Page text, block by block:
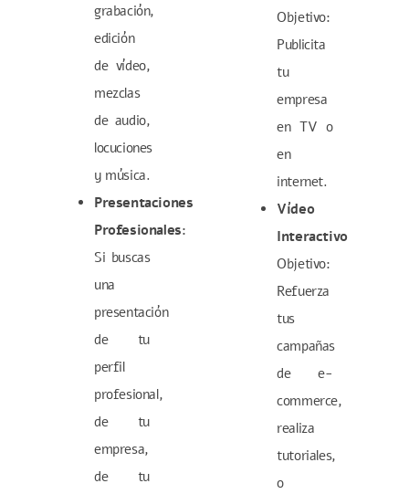
grabación,
edición
de vídeo,
mezclas
de audio,
locuciones
y música.
Presentaciones
Profesionales:
Si buscas
una
presentación
de tu
perfil
profesional,
de tu
empresa,
de tu
Objetivo:
Publicita
tu
empresa
en TV o
en
internet.
Vídeo
Interactivo
Objetivo:
Refuerza
tus
campañas
de e-
commerce,
realiza
tutoriales,
o